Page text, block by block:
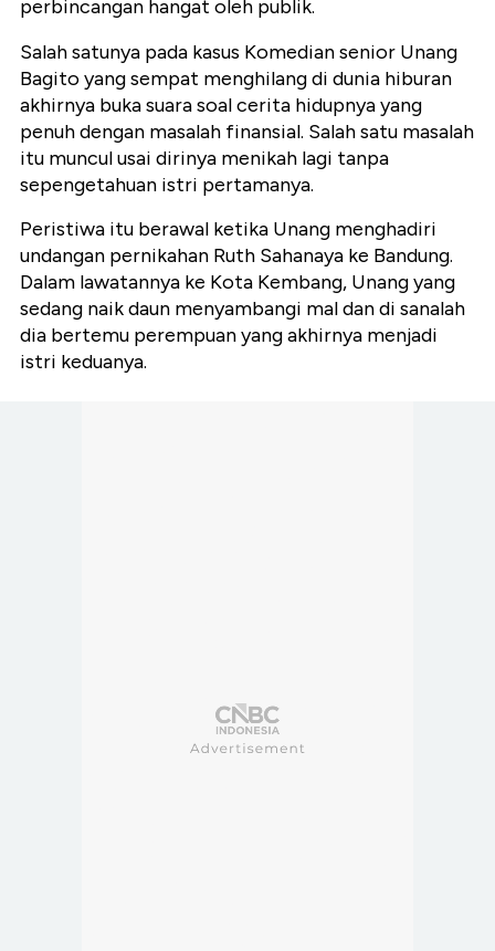
perbincangan hangat oleh publik.
Salah satunya pada kasus Komedian senior Unang
Bagito yang sempat menghilang di dunia hiburan
akhirnya buka suara soal cerita hidupnya yang
penuh dengan masalah finansial. Salah satu masalah
itu muncul usai dirinya menikah lagi tanpa
sepengetahuan istri pertamanya.
Peristiwa itu berawal ketika Unang menghadiri
undangan pernikahan Ruth Sahanaya ke Bandung.
Dalam lawatannya ke Kota Kembang, Unang yang
sedang naik daun menyambangi mal dan di sanalah
dia bertemu perempuan yang akhirnya menjadi
istri keduanya.